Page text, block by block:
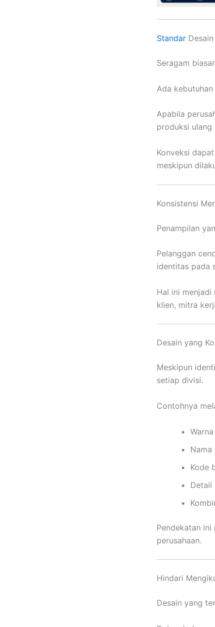
Standar
Seragam
Ada
Apabila
produksi ulang
Konveksi
meskipun
Konsistensi
Penampilan
Pelanggan
identitas pada
Hal ini
klien, mitra
Desain yang
Meskipun
setiap divisi.
Contohnya
Nama
Kode
Detail
Pendekatan
perusahaan.
Hindari
Desain yang